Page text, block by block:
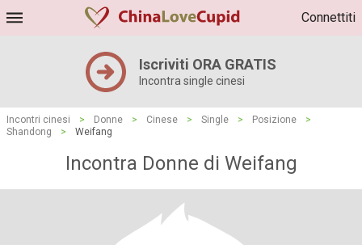
Connettiti
Iscriviti ORA GRATIS
Incontra single cinesi
Incontri cinesi > Donne > Cinese > Single > Posizione
>
Shandong
> Weifang
Incontra Donne di Weifang